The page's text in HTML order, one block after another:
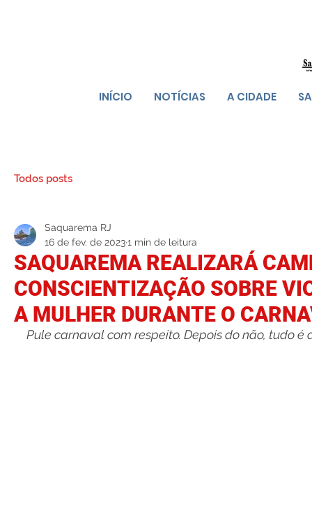
INÍCIO NOTÍCIAS A CIDADE
Todos posts
SAQUAREMA REALIZARÁ
CONSCIENTIZAÇÃO SOBRE
A MULHER DURANTE O
Saquarema RJ
16 de fev. de 20231 min de leitura
Pule carnaval com respeito. Depois do não, tudo é